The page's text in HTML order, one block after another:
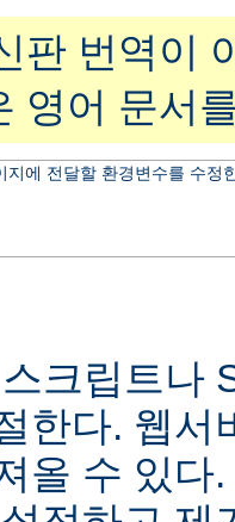
판 번역이
영어 문서
지에 전달할 환경변수를 수정
크립트나
한다. 웹서
올 수 있다